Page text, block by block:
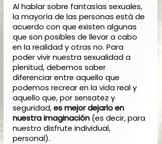
Al hablar sobre fantasías sexuales,
la mayoría de las personas está de
acuerdo con que existen algunas
que son posibles de llevar a cabo
en la realidad y otras no. Para
poder vivir nuestra sexualidad a
plenitud, debemos saber
diferenciar entre aquello que
podemos recrear en la vida real y
aquello que, por sensatez y
seguridad, es mejor dejarlo en
nuestra imaginación (es decir, para
nuestro disfrute individual,
personal).